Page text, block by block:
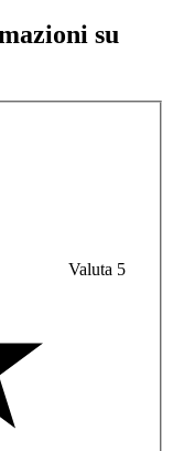
su
Valuta 5